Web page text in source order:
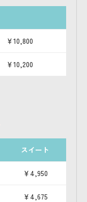
￥10,800
￥10,200
スイート
￥4,950
￥4,675